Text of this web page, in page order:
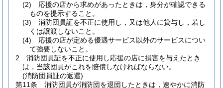
(2)
応援の店から求めがあったときは，身分が確認できる
ものを提示すること。
(3)
消防団員証を不正に使用し，又は他人に貸与し，若し
くは譲渡しないこと。
(4)
応援の店が定める優遇サービス以外のサービスについ
て強要しないこと。
2
消防団員証を不正に使用し応援の店に損害を与えたとき
は，当該団員がこれを賠償しなければならない。
(消防団員証の返還)
第11条
消防団員が消防団を退団したときは，速やかに消防